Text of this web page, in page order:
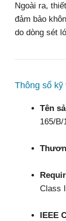
Ngoài ra,
đảm bảo
do dòng sét
Thông số kỹ
Tên
165/B/
Class I
IEEE